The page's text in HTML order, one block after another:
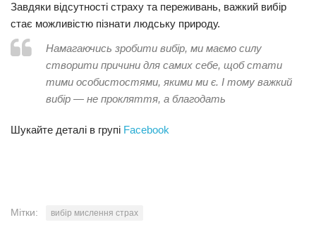
Завдяки відсутності страху та переживань, важкий вибір
стає можливістю пізнати людську природу.
Намагаючись зробити вибір, ми маємо силу
створити причини для самих себе, щоб стати
тими особистостями, якими ми є. І тому важкий
вибір — не прокляття, а благодать
Шукайте деталі в групі Facebook
Мітки: вибір мислення страх